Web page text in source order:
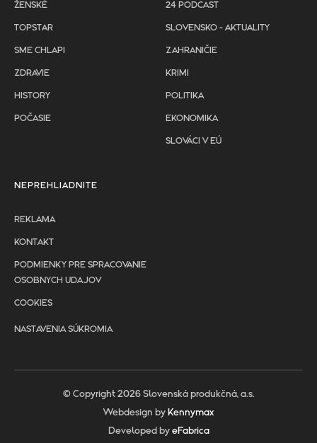
ŽENSKÉ
TOPSTAR
SME CHLAPI
ZDRAVIE
HISTORY
POČASIE
24 PODCAST
SLOVENSKO - AKTUALITY
ZAHRANIČIE
KRIMI
POLITIKA
EKONOMIKA
SLOVÁCI V EÚ
NEPREHLIADNITE
REKLAMA
KONTAKT
PODMIENKY PRE SPRACOVANIE
OSOBNYCH UDAJOV
COOKIES
NASTAVENIA SÚKROMIA
© Copyright 2026 Slovenská produkčná, a.s.
Webdesign by Kennymax
Developed by eFabrica